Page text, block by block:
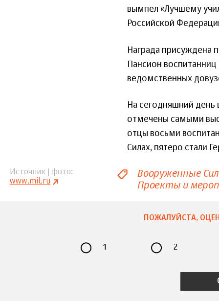
вымпел «Лучшему
Российской
Награда присуждена
Пансион
ведомственных
На сегодняшний день
отмечены самыми
отцы восьми
Силах, пятеро стали
Источник | фото
www.mil.ru
Вооруженные
Проекты и
ПОЖАЛУЙСТА,
1 2